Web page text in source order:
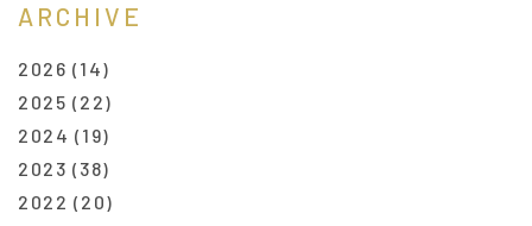
ARCHIVE
2026 (14)
2025 (22)
2024 (19)
2023 (38)
2022 (20)